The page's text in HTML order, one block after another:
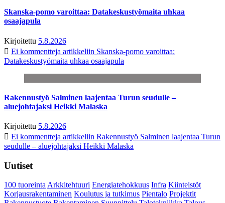
Skanska-pomo varoittaa: Datakeskustyömaita uhkaa
osaajapula
Kirjoitettu 5.8.2026
Ei kommentteja artikkeliin Skanska-pomo varoittaa:
Datakeskustyömaita uhkaa osaajapula
Rakennustyö Salminen laajentaa Turun seudulle –
aluejohtajaksi Heikki Malaska
Kirjoitettu 5.8.2026
Ei kommentteja artikkeliin Rakennustyö Salminen laajentaa Turun
seudulle – aluejohtajaksi Heikki Malaska
Uutiset
100 tuoreintaArkkitehtuuri Energiatehokkuus Infra Kiinteistöt
Korjausrakentaminen Koulutus ja tutkimus Pientalo Projektit